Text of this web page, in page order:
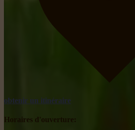
obtenir un itinéraire
Horaires d'ouverture: